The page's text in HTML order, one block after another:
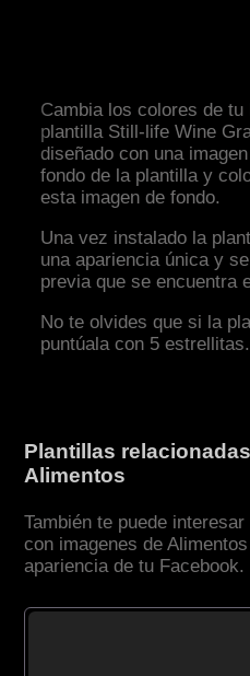
Cambia los colores de
plantilla Still-life Wine
diseñado con una
fondo de la plantilla y
esta imagen de fondo.
Una vez instalado la
una apariencia única y
previa que se encuentra
No te olvides que si la
puntúala con 5 estrellitas.
Plantillas
Alimentos
También te puede
con imagenes de
apariencia de tu Facebook.